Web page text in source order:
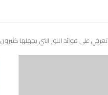
تعرفي على فوائد اللوز التي يجهلها كثيرون